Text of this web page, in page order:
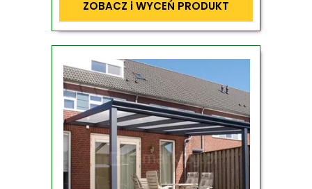
ZOBACZ i WYCEŃ PRODUKT